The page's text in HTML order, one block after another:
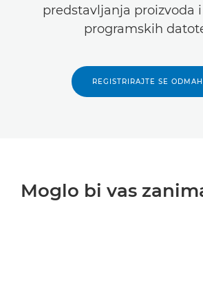
predstavljanja proizvoda
programskih
REGISTRIRAJTE SE ODMAH
Moglo bi vas